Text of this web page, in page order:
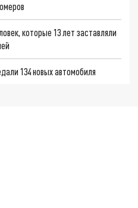
которые 13 лет заставляли
134 новых автомобиля